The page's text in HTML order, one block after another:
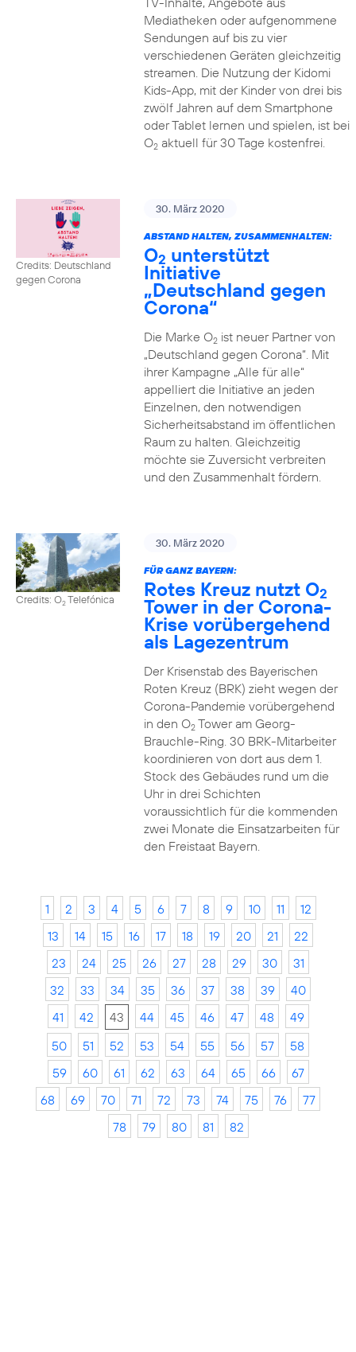
Mediatheken oder aufgenommene
Sendungen auf bis zu vier
verschiedenen Geräten gleichzeitig
streamen. Die Nutzung der Kidomi
Kids-App, mit der Kinder von drei bis
zwölf Jahren auf dem Smartphone
oder Tablet lernen und spielen, ist bei
O2aktuell für 30 Tage kostenfrei.
Credits: Deutschland
gegen Corona
30. März 2020
ABSTAND HALTEN, ZUSAMMENHALTEN:
O2 unterstützt
Initiative
„Deutschland gegen
Corona“
Die Marke O2ist neuer Partner von
„Deutschland gegen Corona“. Mit
ihrer Kampagne „Alle für alle“
appelliert die Initiative an jeden
Einzelnen, den notwendigen
Sicherheitsabstand im öffentlichen
Raum zu halten. Gleichzeitig
möchte sie Zuversicht verbreiten
und den Zusammenhalt fördern.
Credits: O2Telefónica
30. März 2020
FÜR GANZ BAYERN:
Rotes Kreuz nutzt O2
Tower in der Corona-
Krise vorübergehend
als Lagezentrum
Der Krisenstab des Bayerischen
Roten Kreuz (BRK) zieht wegen der
Corona-Pandemie vorübergehend
in den O2Tower am Georg-
Brauchle-Ring. 30 BRK-Mitarbeiter
koordinieren von dort aus dem 1.
Stock des Gebäudes rund um die
Uhr in drei Schichten
voraussichtlich für die kommenden
zwei Monate die Einsatzarbeiten für
den Freistaat Bayern.
1 2 3 4 5 6 7 8 9 10 11
12
13
14 15 16 17 18 19 20 21
22
23
24 25 26 27 28 29 30
31
32
33 34 35 36 37 38 39
40
41
42 43 44 45 46 47 48
49
50
51 52 53 54 55 56 57
58
59
60 61 62 63 64 65 66
67
68
69 70 71 72 73 74 75 76
77
78
79 80 81 82